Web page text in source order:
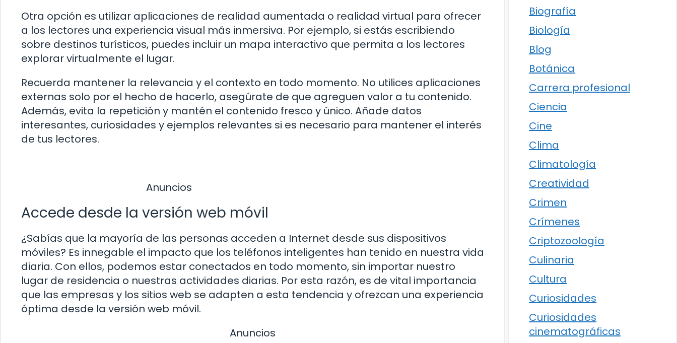
Otra opción es utilizar aplicaciones de realidad aumentada o realidad virtual para ofrecer
a los lectores una experiencia visual más inmersiva. Por ejemplo, si estás escribiendo
sobre destinos turísticos, puedes incluir un mapa interactivo que permita a los lectores
explorar virtualmente el lugar.
Recuerda mantener la relevancia y el contexto en todo momento. No utilices aplicaciones
externas solo por el hecho de hacerlo, asegúrate de que agreguen valor a tu contenido.
Además, evita la repetición y mantén el contenido fresco y único. Añade datos
interesantes, curiosidades y ejemplos relevantes si es necesario para mantener el interés
de tus lectores.
Anuncios
Accede desde la versión web móvil
¿Sabías que la mayoría de las personas acceden a Internet desde sus dispositivos
móviles? Es innegable el impacto que los teléfonos inteligentes han tenido en nuestra vida
diaria. Con ellos, podemos estar conectados en todo momento, sin importar nuestro
lugar de residencia o nuestras actividades diarias. Por esta razón, es de vital importancia
que las empresas y los sitios web se adapten a esta tendencia y ofrezcan una experiencia
óptima desde la versión web móvil.
Anuncios
Biografía
Biología
Blog
Botánica
Carrera profesional
Ciencia
Cine
Clima
Climatología
Creatividad
Crimen
Crímenes
Criptozoología
Culinaria
Cultura
Curiosidades
Curiosidades
cinematográficas